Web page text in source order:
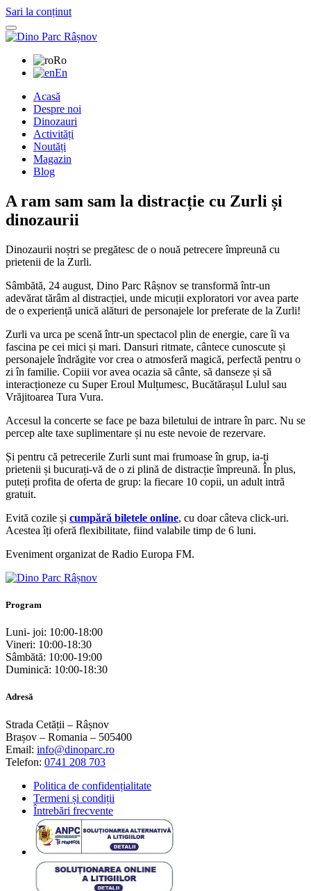
Sari la conținut
Ro
En
Acasă
Despre noi
Dinozauri
Activități
Noutăți
Magazin
Blog
A ram sam sam la distracție cu Zurli și
dinozaurii
Dinozaurii noștri se pregătesc de o nouă petrecere împreună cu
prietenii de la Zurli.
Sâmbătă, 24 august, Dino Parc Râșnov se transformă într-un
adevărat tărâm al distracției, unde micuții exploratori vor avea parte
de o experiență unică alături de personajele lor preferate de la Zurli!
Zurli va urca pe scenă într-un spectacol plin de energie, care îi va
fascina pe cei mici și mari. Dansuri ritmate, cântece cunoscute și
personajele îndrăgite vor crea o atmosferă magică, perfectă pentru o
zi în familie. Copiii vor avea ocazia să cânte, să danseze și să
interacționeze cu Super Eroul Mulțumesc, Bucătărașul Lulul sau
Vrăjitoarea Tura Vura.
Accesul la concerte se face pe baza biletului de intrare în parc. Nu se
percep alte taxe suplimentare și nu este nevoie de rezervare.
Și pentru că petrecerile Zurli sunt mai frumoase în grup, ia-ți
prietenii și bucurați-vă de o zi plină de distracție împreună. În plus,
puteți profita de oferta de grup: la fiecare 10 copii, un adult intră
gratuit.
Evită cozile și cumpără biletele online, cu doar câteva click-uri.
Acestea îți oferă flexibilitate, fiind valabile timp de 6 luni.
Eveniment organizat de Radio Europa FM.
Program
Luni- joi: 10:00-18:00
Vineri: 10:00-18:30
Sâmbătă: 10:00-19:00
Duminică: 10:00-18:30
Adresă
Strada Cetății – Râșnov
Brașov – Romania – 505400
Email: info@dinoparc.ro
Telefon: 0741 208 703
Politica de confidențialitate
Termeni și condiții
Întrebări frecvente